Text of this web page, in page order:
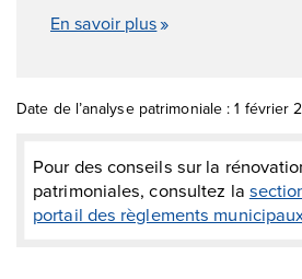
En savoir plus
Date de l’analyse patrimoniale : 1 février
Pour des conseils sur la
patrimoniales, consultez la
portail des règlements